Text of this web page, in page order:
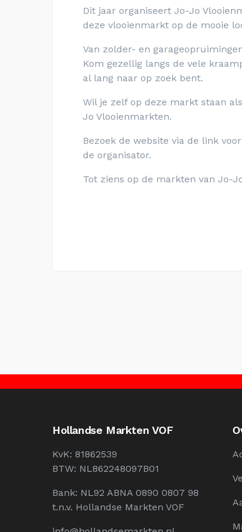
Dit jaar organiseert Jo-Jo
deze vlooienmarkt op de mooie
Van zolder- en
Kom gezellig langs de vele
al lang naar op zoek bent.
Wil je zelf op deze markt staan
Jo Vlooienmarkten.
Bezoek de website via de link
de organisator.
Tot ziens op de markten van Jo-
Hollandse Markten VOF
KvK: 81862539
BTW: NL862248097B01
Bank: NL92 ABNA 0890 0807 98
t.n.v. Hollandse Markten VOF